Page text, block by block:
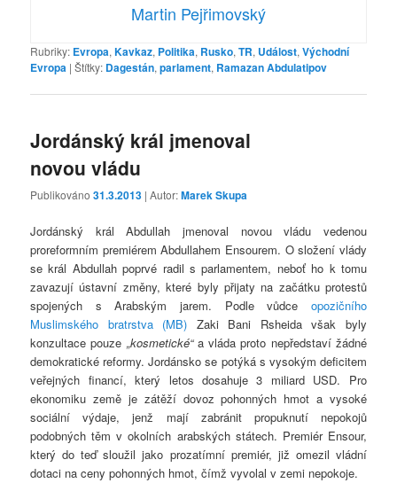
Martin Pejřimovský
Rubriky: Evropa,Kavkaz, Politika, Rusko,TR, Událost,Východní
Evropa |Štítky: Dagestán,parlament, Ramazan Abdulatipov
Jordánský král jmenoval
novou vládu
Publikováno31.3.2013 | Autor:Marek Skupa
Jordánský král Abdullah jmenoval novou vládu vedenou
proreformním premiérem Abdullahem Ensourem. O složení vlády
se král Abdullah poprvé radil s parlamentem, neboť ho k tomu
zavazují ústavní změny, které byly přijaty na začátku protestů
spojených s Arabským jarem. Podle vůdce opozičního
Muslimského bratrstva (MB) Zaki Bani Rsheida však byly
konzultace pouze „kosmetické“a vláda proto nepředstaví žádné
demokratické reformy. Jordánsko se potýká s vysokým deficitem
veřejných financí, který letos dosahuje 3 miliard USD. Pro
ekonomiku země je zátěží dovoz pohonných hmot a vysoké
sociální výdaje, jenž mají zabránit propuknutí nepokojů
podobných těm v okolních arabských státech. Premiér Ensour,
který do teď sloužil jako prozatímní premiér, již omezil vládní
dotaci na ceny pohonných hmot, čímž vyvolal v zemi nepokoje.